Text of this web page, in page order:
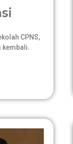
CPNS,
kembali.